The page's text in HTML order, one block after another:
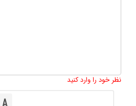
نظر خود را وارد کنید